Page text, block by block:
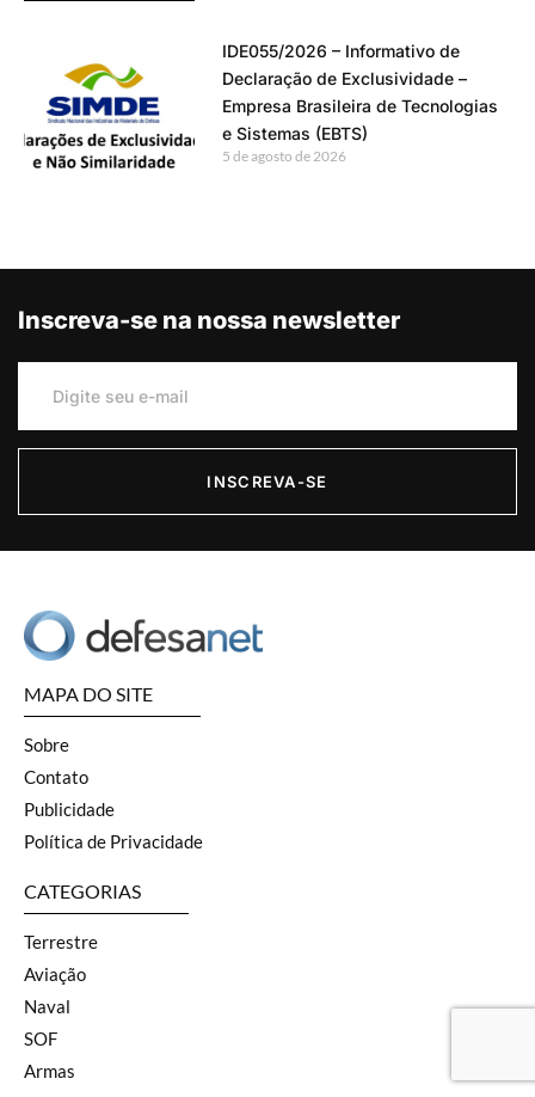
IDE055/2026 – Informativo de
Declaração de Exclusividade –
Empresa Brasileira de Tecnologias
e Sistemas (EBTS)
5 de agosto de 2026
Inscreva-se na nossa newsletter
INSCREVA-SE
MAPA DO SITE
Sobre
Contato
Publicidade
Política de Privacidade
CATEGORIAS
Terrestre
Aviação
Naval
SOF
Armas